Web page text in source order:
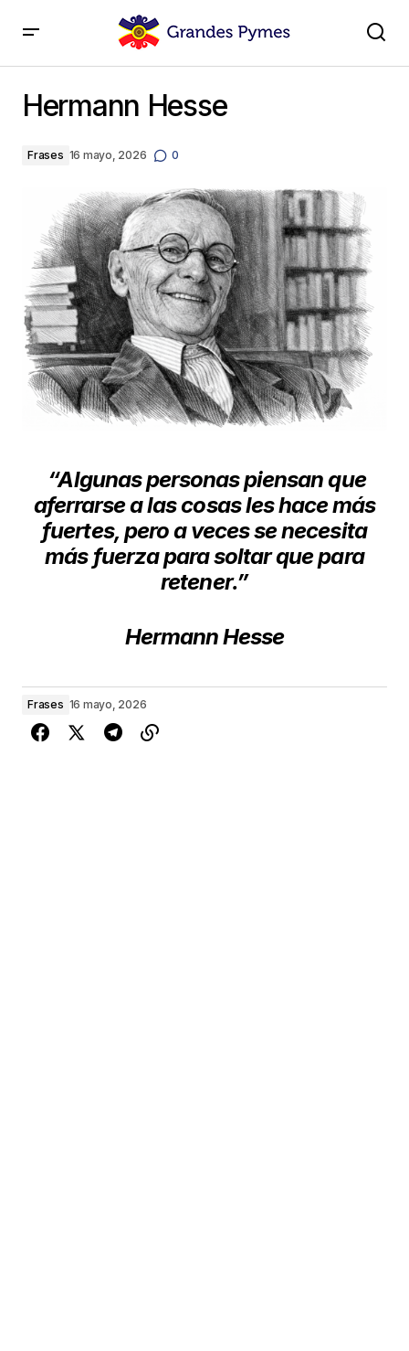
Hermann Hesse
Frases 16 mayo, 2026 0
“Algunas personas piensan que
aferrarse a las cosas les hace más
fuertes, pero a veces se necesita
más fuerza para soltar que para
retener.”
Hermann Hesse
Frases 16 mayo, 2026